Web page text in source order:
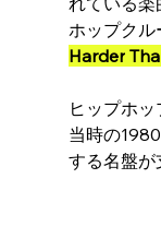
ホップクル
Harder
ヒップホッ
当時の
する名盤が